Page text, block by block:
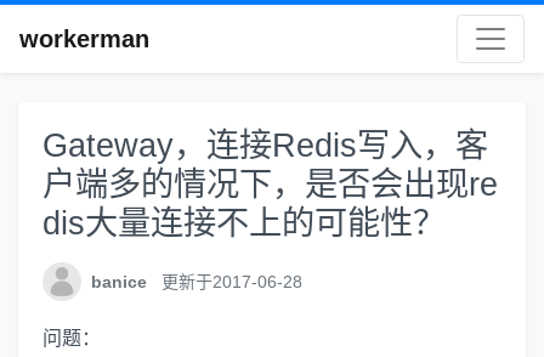
workerman
Gateway，连接Redis写入，客
户端多的情况下，是否会出现re
dis大量连接不上的可能性？
banice 更新于2017-06-28
问题：